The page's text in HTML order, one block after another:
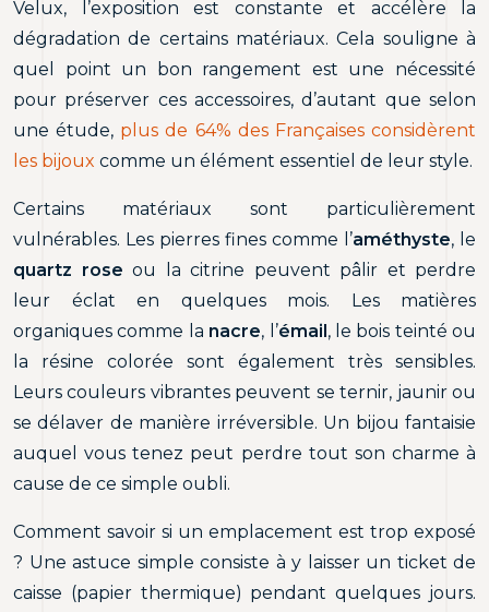
Velux, l’exposition est constante et accélère la
dégradation de certains matériaux. Cela souligne à
quel point un bon rangement est une nécessité
pour préserver ces accessoires, d’autant que selon
une étude, plus de 64% des Françaises considèrent
les bijoux comme un élément essentiel de leur style.
Certains matériaux sont particulièrement
vulnérables. Les pierres fines comme l’améthyste, le
quartz rose ou la citrine peuvent pâlir et perdre
leur éclat en quelques mois. Les matières
organiques comme la nacre, l’émail, le bois teinté ou
la résine colorée sont également très sensibles.
Leurs couleurs vibrantes peuvent se ternir, jaunir ou
se délaver de manière irréversible. Un bijou fantaisie
auquel vous tenez peut perdre tout son charme à
cause de ce simple oubli.
Comment savoir si un emplacement est trop exposé
? Une astuce simple consiste à y laisser un ticket de
caisse (papier thermique) pendant quelques jours.